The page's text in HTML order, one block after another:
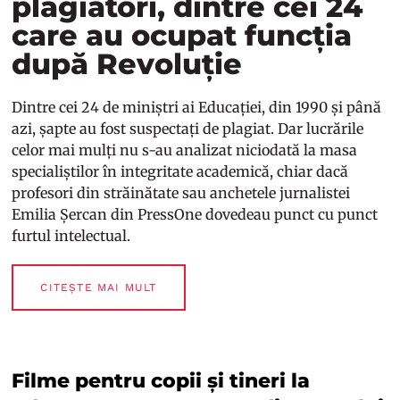
care au ocupat funcția
după Revoluție
Dintre cei 24 de miniștri ai Educației, din 1990 și până
azi, șapte au fost suspectați de plagiat. Dar lucrările
celor mai mulți nu s-au analizat niciodată la masa
specialiștilor în integritate academică, chiar dacă
profesori din străinătate sau anchetele jurnalistei
Emilia Șercan din PressOne dovedeau punct cu punct
furtul intelectual.
CITEȘTE MAI MULT
Filme pentru copii și tineri la